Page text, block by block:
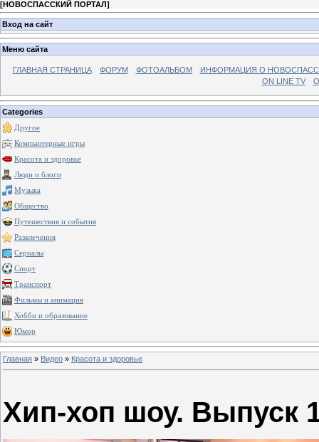
[НОВОСПАССКИЙ ПОРТАЛ]
Вход на сайт
Меню сайта
ГЛАВНАЯ СТРАНИЦА ФОРУМ ФОТОАЛЬБОМ
ИНФОРМАЦИЯ О
ON LINE TV
Categories
Другое
Компьютерные игры
Красота и здоровье
Люди и блоги
Музыка
Общество
Путешествия и события
Развлечения
Сериалы
Спорт
Транспорт
Фильмы и анимация
Хобби и образование
Юмор
Главная » Видео » Красота и здоровье
Хип-хоп шоу. Выпуск